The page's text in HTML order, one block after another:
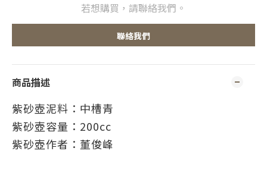
若想購買，請聯絡我們。
聯絡我們
商品描述
紫砂壺泥料：中槽青
紫砂壺容量 ： 200cc
紫砂壺作者 ：董俊峰